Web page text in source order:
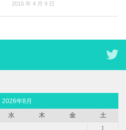
2015 年 4 月 9 日
2026年8月
水 木 金
土
1